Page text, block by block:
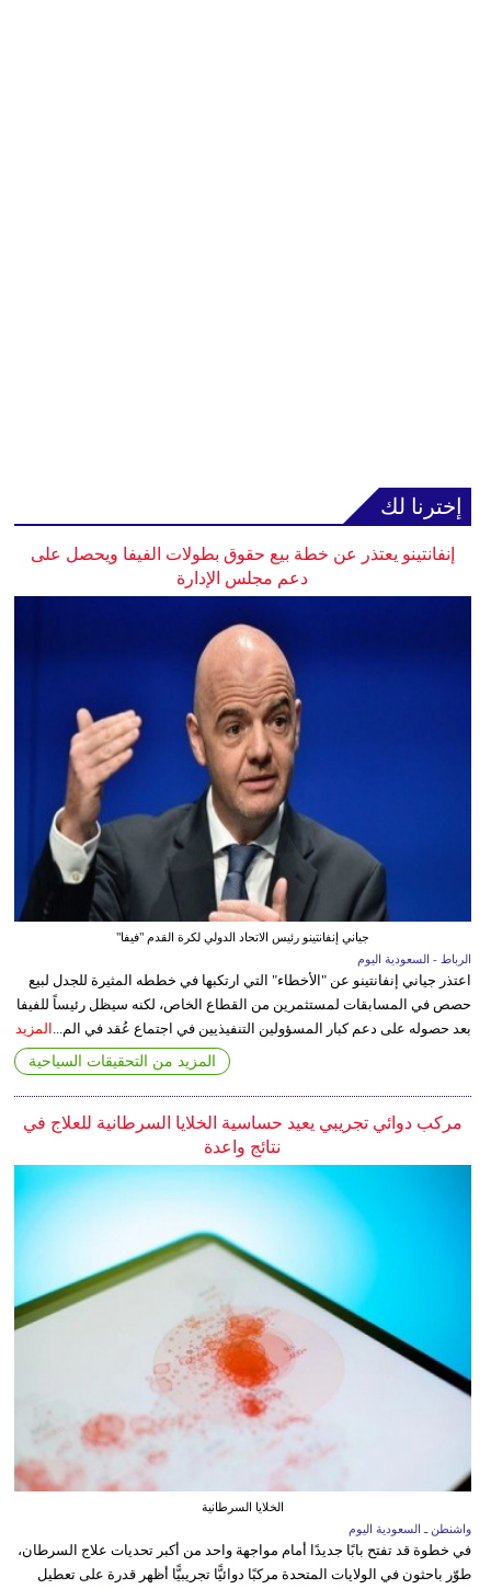
إخترنا لك
إنفانتينو يعتذر عن خطة بيع حقوق بطولات الفيفا ويحصل على
دعم مجلس الإدارة
جياني إنفانتينو رئيس الاتحاد الدولي لكرة القدم "فيفا"
الرباط - السعودية اليوم
اعتذر جياني إنفانتينو عن "الأخطاء" التي ارتكبها في خططه المثيرة للجدل لبيع
حصص في المسابقات لمستثمرين من القطاع الخاص، لكنه سيظل رئيساً للفيفا
بعد حصوله على دعم كبار المسؤولين التنفيذيين في اجتماع عُقد في الم... المزيد
المزيد من التحقيقات السياحية
مركب دوائي تجريبي يعيد حساسية الخلايا السرطانية للعلاج في
نتائج واعدة
الخلايا السرطانية
واشنطن ـ السعودية اليوم
في خطوة قد تفتح بابًا جديدًا أمام مواجهة واحد من أكبر تحديات علاج السرطان،
طوّر باحثون في الولايات المتحدة مركبًا دوائيًّا تجريبيًّا أظهر قدرة على تعطيل